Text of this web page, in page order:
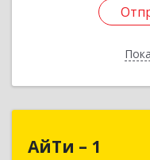
АйТи – 1